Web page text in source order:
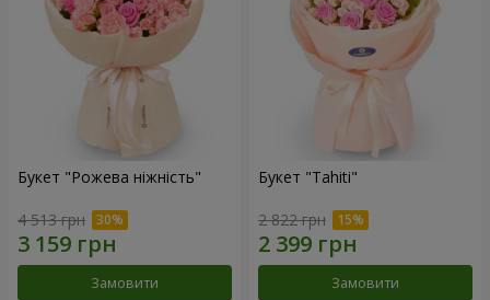
Букет "Рожева ніжність"
4 513 грн
Замовити
Букет "Tahiti"
2 822 грн
Замовити